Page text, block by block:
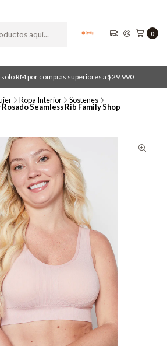
0
solo RM por compras superiores a $29.990
Ropa Interior Sostenes
Seamless Rib Family Shop